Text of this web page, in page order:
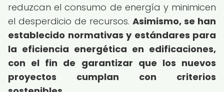
reduzcan el consumo de energía y minimicen
el desperdicio de recursos. Asimismo, se han
establecido normativas y estándares para
la eficiencia energética en edificaciones,
con el fin de garantizar que los nuevos
proyectos cumplan con criterios